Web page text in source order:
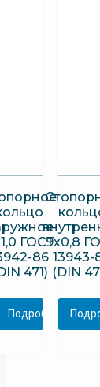
ГОСТ
86
471)
Подробнее
9х0,8
13943-
(DIN